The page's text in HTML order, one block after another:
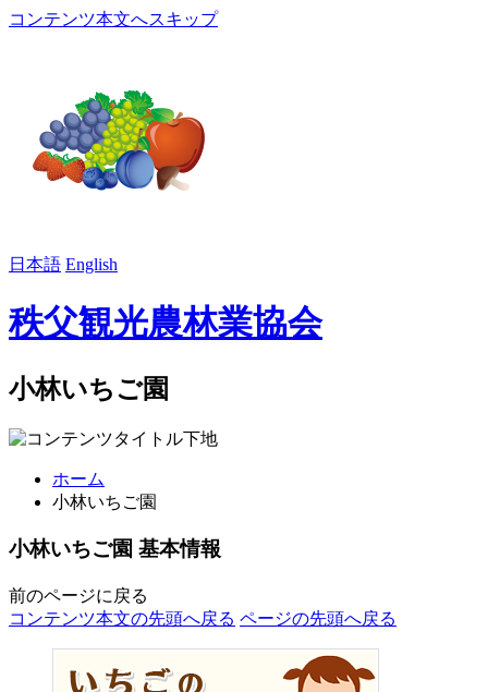
コンテンツ本文へスキップ
日本語 English
秩父観光農林業協会
小林いちご園
ホーム
小林いちご園
小林いちご園 基本情報
前のページに戻る
コンテンツ本文の先頭へ戻る ページの先頭へ戻る